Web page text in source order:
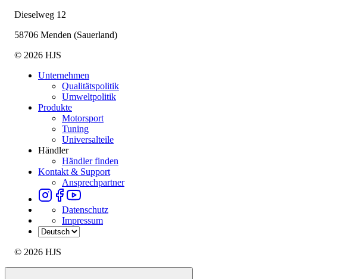
Dieselweg 12
58706 Menden (Sauerland)
© 2026 HJS
Unternehmen
Qualitätspolitik
Umweltpolitik
Produkte
Motorsport
Tuning
Universalteile
Händler
Händler finden
Kontakt & Support
Ansprechpartner
Datenschutz
Impressum
© 2026 HJS